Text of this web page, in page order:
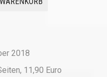
2018
11,90 Euro